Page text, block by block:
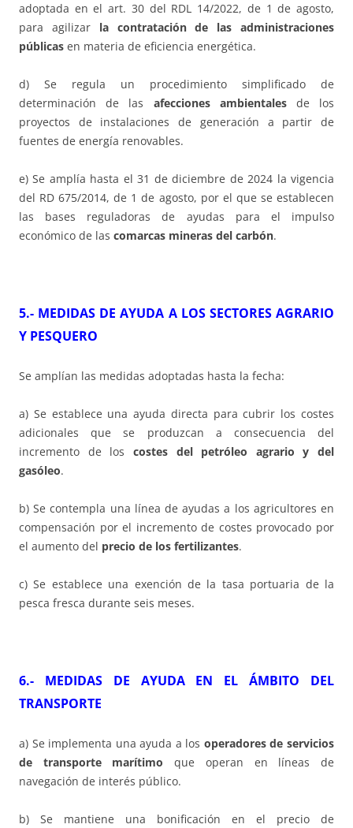
adoptada en el art. 30 del RDL 14/2022, de 1 de agosto,
para agilizar la contratación de las administraciones
públicas en materia de eficiencia energética.
d) Se regula un procedimiento simplificado de
determinación de las afecciones ambientalesde los
proyectos de instalaciones de generación a partir de
fuentes de energía renovables.
e) Se amplía hasta el 31 de diciembre de 2024 la vigencia
del RD 675/2014, de 1 de agosto, por el que se establecen
las bases reguladoras de ayudas para el impulso
económico de las comarcas mineras del carbón.
5.- MEDIDAS DE AYUDA A LOS SECTORES AGRARIO
Y PESQUERO
Se amplían las medidas adoptadas hasta la fecha:
a) Se establece una ayuda directa para cubrir los costes
adicionales que se produzcan a consecuencia del
incremento de los costes del petróleo agrario y del
gasóleo.
b) Se contempla una línea de ayudas a los agricultores en
compensación por el incremento de costes provocado por
el aumento del precio de los fertilizantes.
c) Se establece una exención de la tasa portuaria de la
pesca fresca durante seis meses.
6.- MEDIDAS DE AYUDA EN EL ÁMBITO DEL
TRANSPORTE
a) Se implementa una ayuda a los operadores de servicios
de transporte marítimo que operan en líneas de
navegación de interés público.
b) Se mantiene una bonificación en el precio de